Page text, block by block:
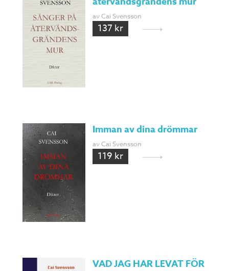
av Cai Svensson
137 kr
Imman av dina drömmar
av Cai Svensson
119 kr
VAD JAG HAR LEVAT FÖR